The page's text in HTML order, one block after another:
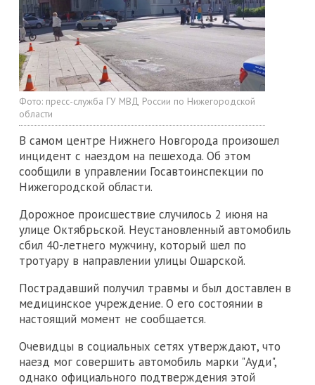
Фото: пресс-служба ГУ МВД России по Нижегородской
области
В самом центре Нижнего Новгорода произошел
инцидент с наездом на пешехода. Об этом
сообщили в управлении Госавтоинспекции по
Нижегородской области.
Дорожное происшествие случилось 2 июня на
улице Октябрьской. Неустановленный автомобиль
сбил 40-летнего мужчину, который шел по
тротуару в направлении улицы Ошарской.
Пострадавший получил травмы и был доставлен в
медицинское учреждение. О его состоянии в
настоящий момент не сообщается.
Очевидцы в социальных сетях утверждают, что
наезд мог совершить автомобиль марки "Ауди",
однако официального подтверждения этой